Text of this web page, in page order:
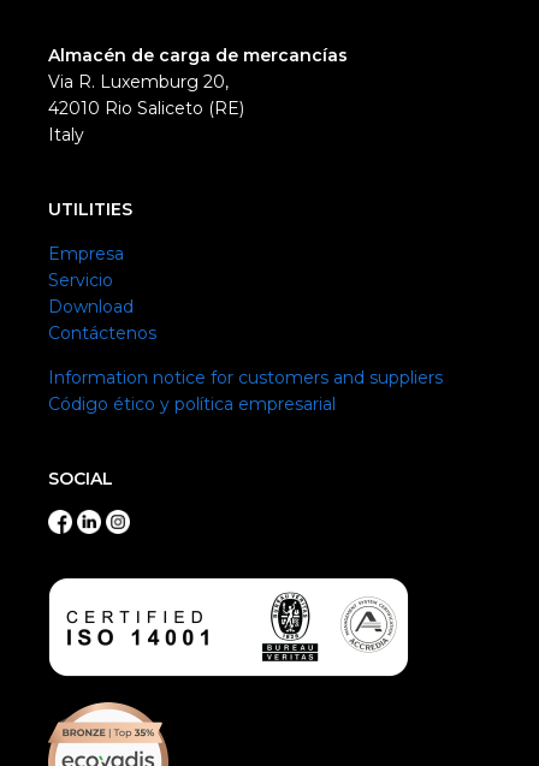
Almacén de carga de mercancías
Via R. Luxemburg 20,
42010 Rio Saliceto (RE)
Italy
UTILITIES
Empresa
Servicio
Download
Contáctenos
Information notice for customers and suppliers
Código ético y política empresarial
SOCIAL